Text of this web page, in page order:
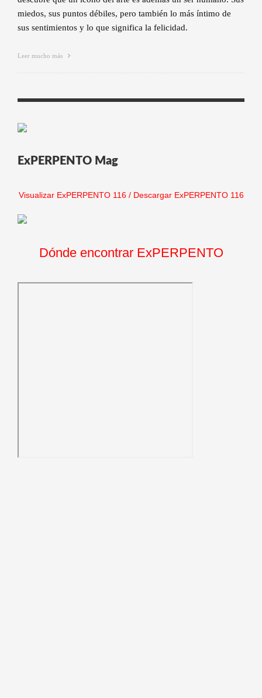
miedos, sus puntos débiles, pero también lo más íntimo de
sus sentimientos y lo que significa la felicidad.
Leer mucho más
ExPERPENTO Mag
Visualizar ExPERPENTO 116/ Descargar ExPERPENTO 116
Dónde encontrar ExPERPENTO